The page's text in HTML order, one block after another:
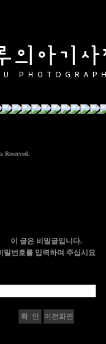
Reserved.
이 글은 비밀글입니다.
밀번호를 입력하여 주십시요